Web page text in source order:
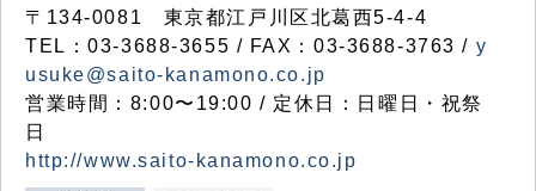
〒134-0081 東京都江戸川区北葛西5-4-4
TEL：03-3688-3655 / FAX：03-3688-3763 / y
usuke@saito-kanamono.co.jp
営業時間：8:00〜19:00 / 定休日：日曜日・祝祭
日
http://www.saito-kanamono.co.jp